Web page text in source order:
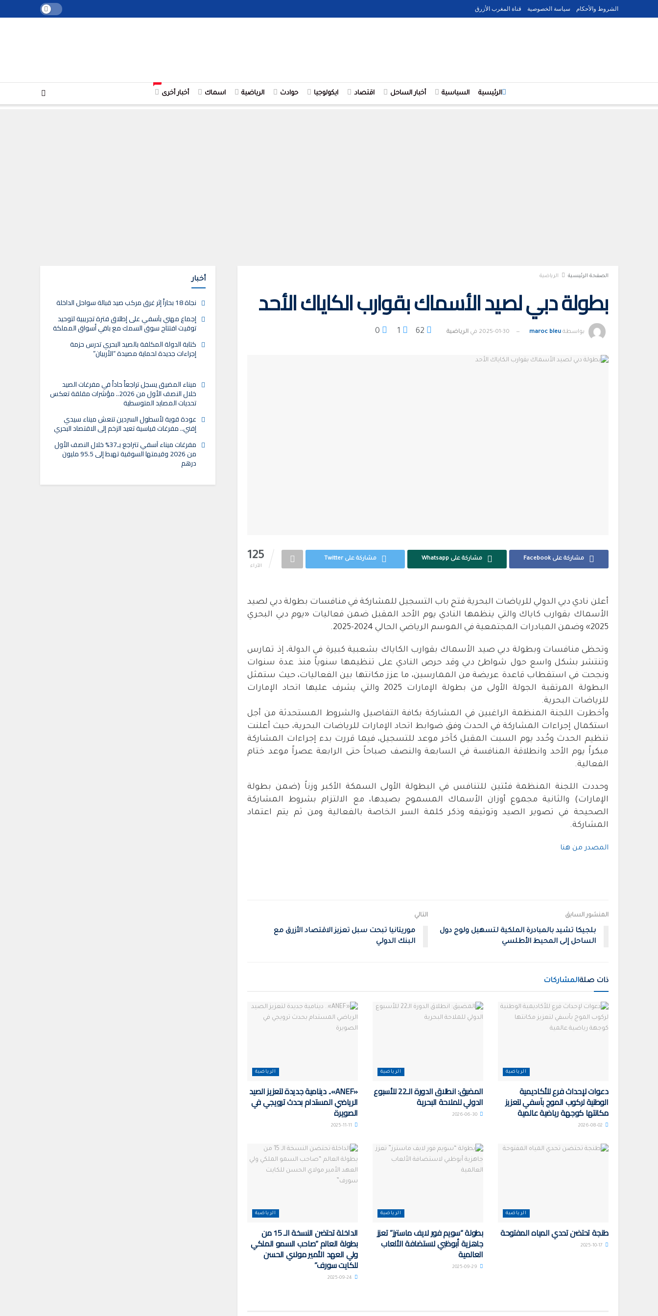
الشروط والأحكام سياسة الخصوصية قناة المغرب الأزرق
الرئيسية السياسية أخبار الساحل اقتصاد ايكولوجيا حوادث الرياضية اسماك أخبار أخرى
+
الصفحة الرئيسية الرياضية
بطولة دبي لصيد الأسماك بقوارب الكاياك الأحد
بواسطة maroc bleu
2025-01-30 في الرياضية 62
1
125
الآراء
مشاركة على Facebook مشاركة على Whatsapp مشاركة على Twitter
أعلن نادي دبي الدولي للرياضات البحرية فتح باب التسجيل للمشاركة في منافسات بطولة دبي لصيد
الأسماك بقوارب كاياك والتي ينظمها النادي يوم الأحد المقبل ضمن فعاليات «يوم دبي البحري
2025» وضمن المبادرات المجتمعية في الموسم الرياضي الحالي 2024-2025.
وتحظى منافسات وبطولة دبي صيد الأسماك بقوارب الكاياك بشعبية كبيرة في الدولة، إذ تمارس
وتنتشر بشكل واسع حول شواطئ دبي وقد حرص النادي على تنظيمها سنوياً منذ عدة سنوات
ونجحت في استقطاب قاعدة عريضة من الممارسين، ما عزز مكانتها بين الفعاليات، حيث ستمثل
البطولة المرتقبة الجولة الأولى من بطولة الإمارات 2025 والتي يشرف عليها اتحاد الإمارات
للرياضات البحرية.
وأخطرت اللجنة المنظمة الراغبين في المشاركة بكافة التفاصيل والشروط المستحدثة من أجل
استكمال إجراءات المشاركة في الحدث وفق ضوابط اتحاد الإمارات للرياضات البحرية، حيث أعلنت
تنظيم الحدث وحُدد يوم السبت المقبل كآخر موعد للتسجيل، فيما قررت بدء إجراءات المشاركة
مبكراً يوم الأحد وانطلاقة المنافسة في السابعة والنصف صباحاً حتى الرابعة عصراً موعد ختام
الفعالية.
وحددت اللجنة المنظمة فئتين للتنافس في البطولة الأولى السمكة الأكبر وزناً (ضمن بطولة
الإمارات) والثانية مجموع أوزان الأسماك المسموح بصيدها، مع الالتزام بشروط المشاركة
الصحيحة في تصوير الصيد وتوثيقه وذكر كلمة السر الخاصة بالفعالية ومن ثم يتم اعتماد
المشاركة.
المصدر من هنا
المنشور السابق
بلجيكا تشيد بالمبادرة الملكية لتسهيل ولوج دول
الساحل إلى المحيط الأطلسي
التالي
موريتانيا تبحت سبل تعزيز الاقتصاد الأزرق مع
البنك الدولي
ذات صلةالمشاركات
الرياضية
دعوات لإحداث فرع للأكاديمية
الوطنية لركوب الموج بآسفي لتعزيز
مكانتها كوجهة رياضية عالمية
الرياضية
المضيق: انطلاق الدورة الـ22 للأسبوع
الدولي للملاحة البحرية
2026-06-30
الرياضية
«ANEF».. دينامية جديدة لتعزيز الصيد
الرياضي المستدام بحدث ترويجي في
الصويرة
الرياضية
طنجة تحتضن تحدي المياه المفتوحة
الرياضية
بطولة “سويم فور لايف ماسترز” تعزز
جاهزية أبوظبي لاستضافة الألعاب
العالمية
الرياضية
الداخلة تحتضن النسخة الـ 15 من
بطولة العالم “صاحب السمو الملكي
ولي العهد الأمير مولاي الحسن
للكايت سورف”
أخبار
نجاة 18 بحاراً إثر غرق مركب صيد قبالة سواحل الداخلة
إجماع مهني بآسفي على إطلاق فترة تجريبية لتوحيد
توقيت افتتاح سوق السمك مع باقي أسواق المملكة
كتابة الدولة المكلفة بالصيد البحري تدرس حزمة
إجراءات جديدة لحماية مصيدة “الأربيان”
ميناء المضيق يسجل تراجعاً حاداً في مفرغات الصيد
خلال النصف الأول من 2026.. مؤشرات مقلقة تعكس
تحديات المصايد المتوسطية
عودة قوية لأسطول السردين تنعش ميناء سيدي
إفني.. مفرغات قياسية تعيد الزخم إلى الاقتصاد البحري
مفرغات ميناء آسفي تتراجع بـ37% خلال النصف الأول
من 2026 وقيمتها السوقية تهبط إلى 95.5 مليون
درهم